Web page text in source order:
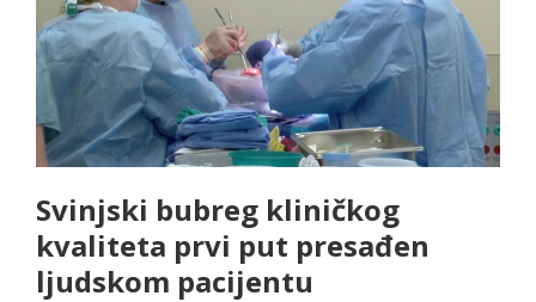
Svinjski bubreg kliničkog
kvaliteta prvi put presađen
ljudskom pacijentu